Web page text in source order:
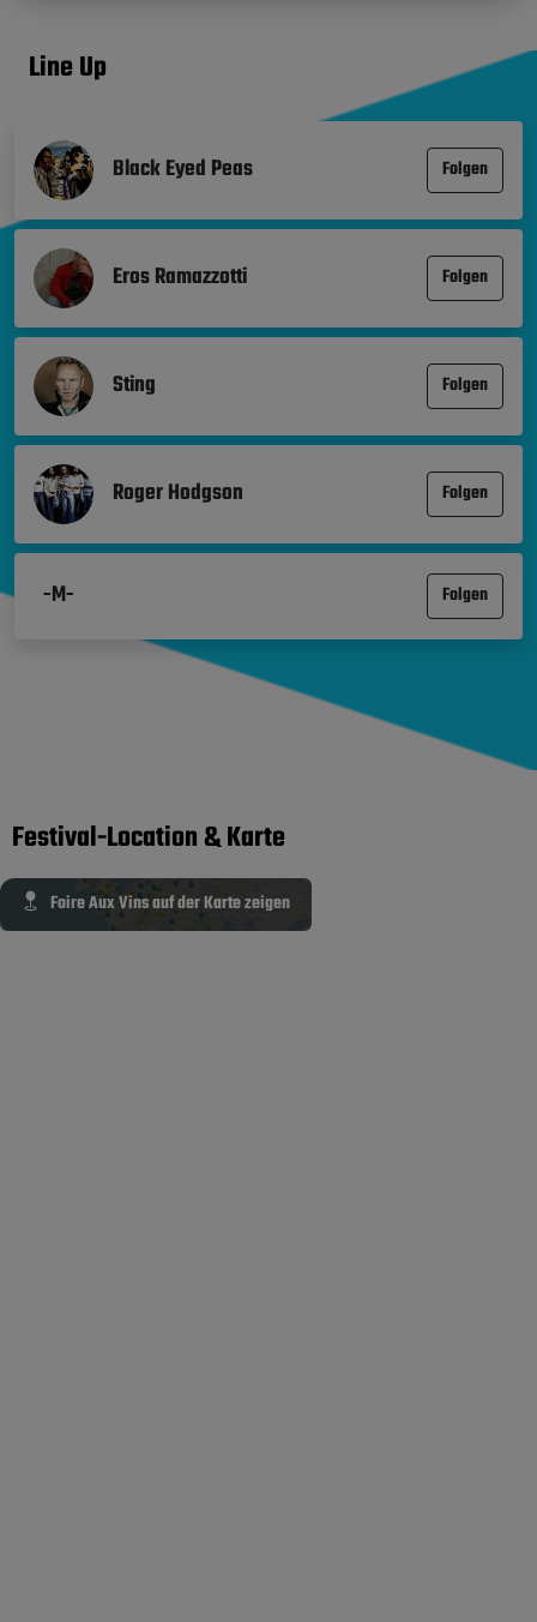
Line Up
Black Eyed Peas Folgen
Eros Ramazzotti Folgen
Sting Folgen
Roger Hodgson Folgen
-M- Folgen
Festival-Location & Karte
Foire Aux Vins auf der Karte zeigen